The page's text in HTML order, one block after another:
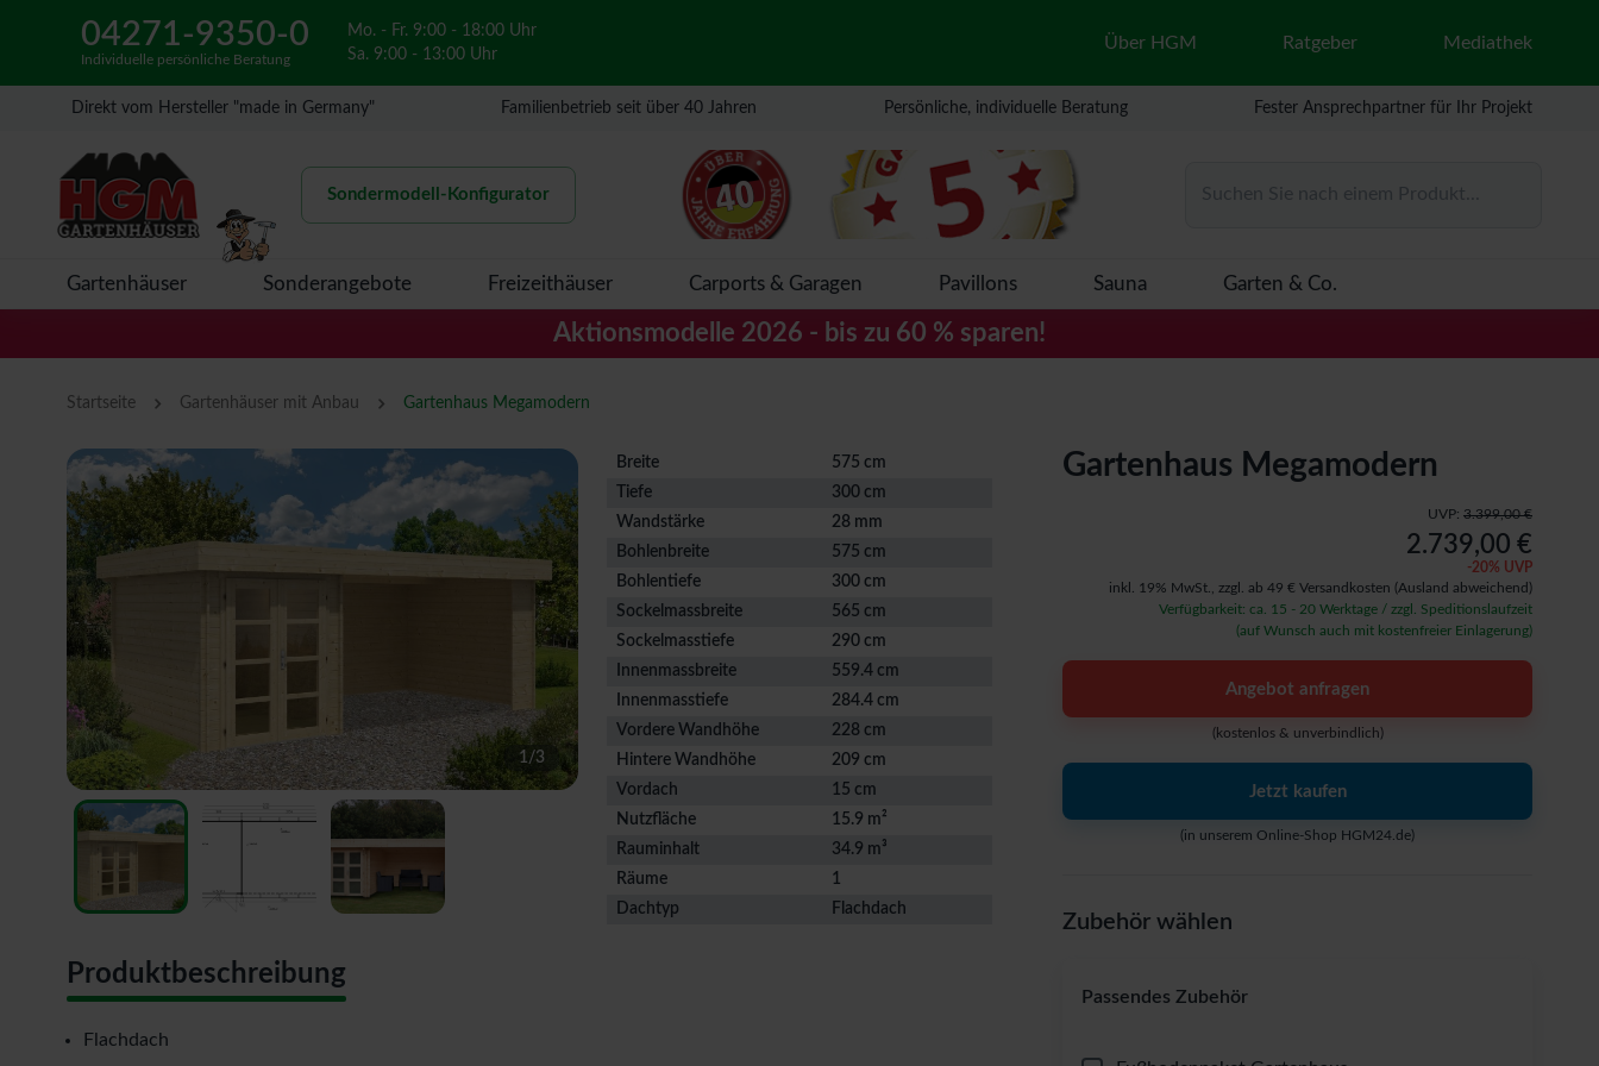
04271-9350-0
Individuelle persönliche Beratung
Mo. - Fr. 9:00 - 18:00 Uhr
Sa. 9:00 - 13:00 Uhr
Über HGM Ratgeber Mediathek
Direkt vom Hersteller "made in Germany" Familienbetrieb seit über 40 Jahren Persönliche, individuelle Beratung Fester Ansprechpartner für Ihr Projekt
Sondermodell-Konfigurator Suchen Sie nach einem Produkt...
Gartenhäuser Sonderangebote Freizeithäuser Carports & Garagen Pavillons Sauna Garten & Co.
Aktionsmodelle 2026 - bis zu 60 % sparen!
Startseite › Gartenhäuser mit Anbau › Gartenhaus Megamodern
1/3
Breite
575 cm
Tiefe
300 cm
Wandstärke
28 mm
Bohlenbreite
575 cm
Bohlentiefe
300 cm
Sockelmassbreite
565 cm
Sockelmasstiefe
290 cm
Innenmassbreite
559.4 cm
Innenmasstiefe
284.4 cm
Vordere Wandhöhe
228 cm
Hintere Wandhöhe
209 cm
Vordach
15 cm
Nutzfläche
15.9 m²
Rauminhalt
34.9 m³
Räume
1
Dachtyp
Flachdach
Produktbeschreibung
Flachdach
Gartenhaus Megamodern
UVP: 3.399,00 €
2.739,00 €
-20% UVP
inkl. 19% MwSt., zzgl. ab 49 € Versandkosten (Ausland abweichend)
Verfügbarkeit: ca. 15 - 20 Werktage / zzgl. Speditionslaufzeit
(auf Wunsch auch mit kostenfreier Einlagerung)
Angebot anfragen
(kostenlos & unverbindlich)
Jetzt kaufen
(in unserem Online-Shop HGM24.de)
Zubehör wählen
Passendes Zubehör